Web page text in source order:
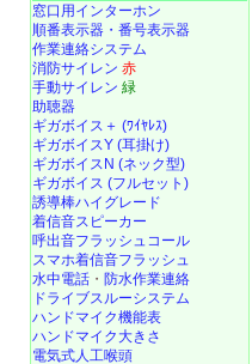
窓口用インターホン
順番表示器・番号表示器
作業連絡システム
消防サイレン 赤
手動サイレン 緑
助聴器
ギガボイス＋ (ﾜｲﾔﾚｽ)
ギガボイスY (耳掛け)
ギガボイスN (ネック型)
ギガボイス (フルセット)
誘導棒ハイグレード
着信音スピーカー
呼出音フラッシュコール
スマホ着信音フラッシュ
水中電話 ・ 防水作業連絡
ドライブスルーシステム
ハンドマイク機能表
ハンドマイク大きさ
電気式人工喉頭